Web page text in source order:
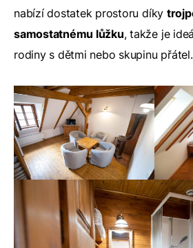
nabízí dostatek prostoru díky
samostatnému lůžku, takže je
rodiny s dětmi nebo skupinu přátel.